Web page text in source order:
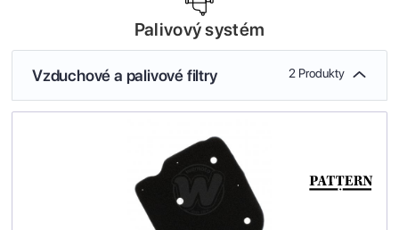
Palivový systém
Vzduchové a palivové filtry 2 Produkty